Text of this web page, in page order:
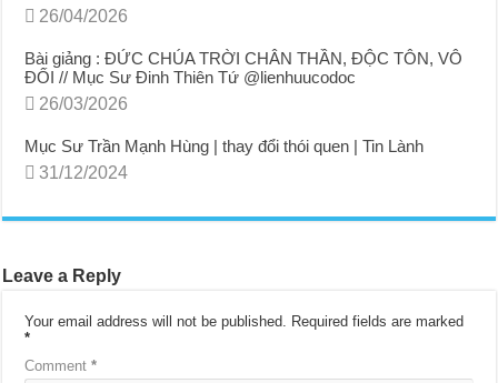
26/04/2026
Bài giảng : ĐỨC CHÚA TRỜI CHÂN THẦN, ĐỘC TÔN, VÔ
ĐỐI // Mục Sư Đinh Thiên Tứ ⁨@lienhuucodoc⁩
26/03/2026
Mục Sư Trần Mạnh Hùng | thay đổi thói quen | Tin Lành
31/12/2024
Leave a Reply
Your email address will not be published. Required fields are marked
*
Comment*